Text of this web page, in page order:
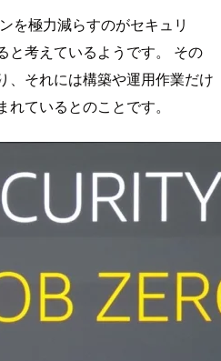
を極力減らすのがセキュリ
と考えているようです。 その
、それには構築や運用作業だけ
ているとのことです。